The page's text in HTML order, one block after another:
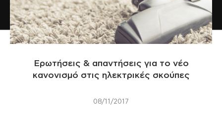
Ερωτήσεις & απαντήσεις για το νέο
κανονισμό στις ηλεκτρικές σκούπες
08/11/2017